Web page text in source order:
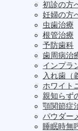
初診の方
妊婦の方
虫歯治療
根管治療
予防歯科
歯周病治
インプラ
入れ歯（
ホワイト
親知らず
顎関節症
パウダー
睡眠時無